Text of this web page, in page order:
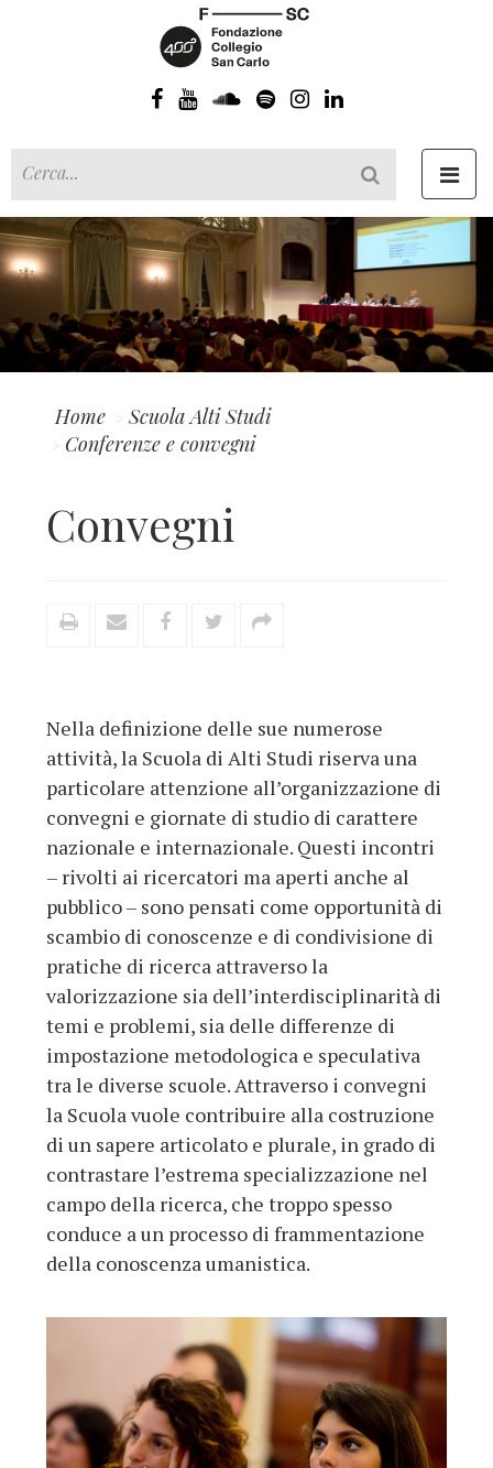
Home
Scuola Alti Studi
Conferenze e convegni
Convegni
Nella definizione delle sue numerose
attività, la Scuola di Alti Studi riserva una
particolare attenzione all’organizzazione di
convegni e giornate di studio di carattere
nazionale e internazionale. Questi incontri
– rivolti ai ricercatori ma aperti anche al
pubblico – sono pensati come opportunità di
scambio di conoscenze e di condivisione di
pratiche di ricerca attraverso la
valorizzazione sia dell’interdisciplinarità di
temi e problemi, sia delle differenze di
impostazione metodologica e speculativa
tra le diverse scuole. Attraverso i convegni
la Scuola vuole contribuire alla costruzione
di un sapere articolato e plurale, in grado di
contrastare l’estrema specializzazione nel
campo della ricerca, che troppo spesso
conduce a un processo di frammentazione
della conoscenza umanistica.